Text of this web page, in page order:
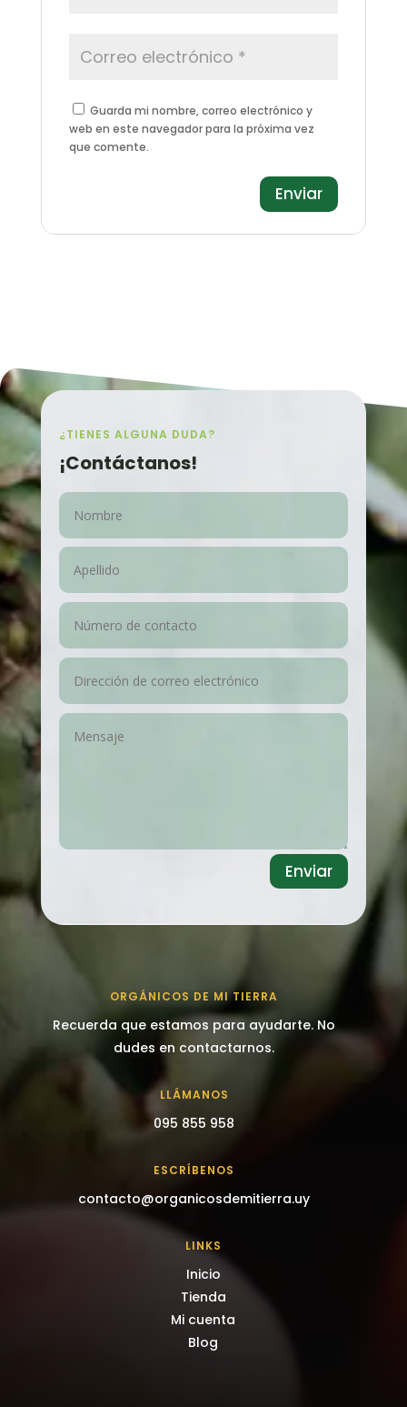
Guarda mi nombre, correo electrónico y
web en este navegador para la próxima vez
que comente.
¿TIENES ALGUNA DUDA?
¡Contáctanos!
Enviar
ORGÁNICOS DE MI TIERRA
Recuerda que estamos para ayudarte. No
dudes en contactarnos.
LLÁMANOS
095 855 958
ESCRÍBENOS
contacto@organicosdemitierra.uy
LINKS
Inicio
Tienda
Mi cuenta
Blog